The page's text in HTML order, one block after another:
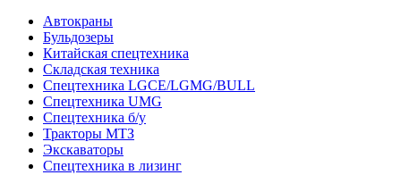
Автокраны
Бульдозеры
Китайская спецтехника
Складская техника
Спецтехника LGCE/LGMG/BULL
Спецтехника UMG
Спецтехника б/у
Тракторы МТЗ
Экскаваторы
Спецтехника в лизинг